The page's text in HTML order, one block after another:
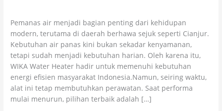
Pemanas air menjadi bagian penting dari kehidupan
modern, terutama di daerah berhawa sejuk seperti Cianjur.
Kebutuhan air panas kini bukan sekadar kenyamanan,
tetapi sudah menjadi kebutuhan harian. Oleh karena itu,
WIKA Water Heater hadir untuk memenuhi kebutuhan
energi efisien masyarakat Indonesia.Namun, seiring waktu,
alat ini tetap membutuhkan perawatan. Saat performa
mulai menurun, pilihan terbaik adalah […]
dari
Citra
Wahana
Lestari